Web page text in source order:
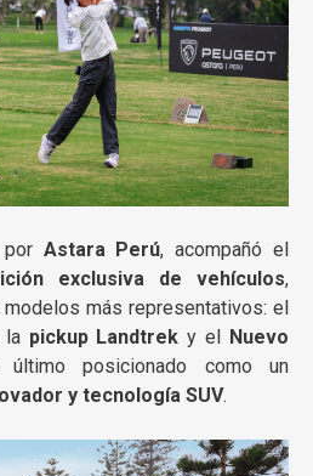
por Astara Perú, acompañó el
exclusiva de vehículos,
más representativos: el
la pickup Landtrek y el
Nuevo
posicionado como un
y tecnología SUV.